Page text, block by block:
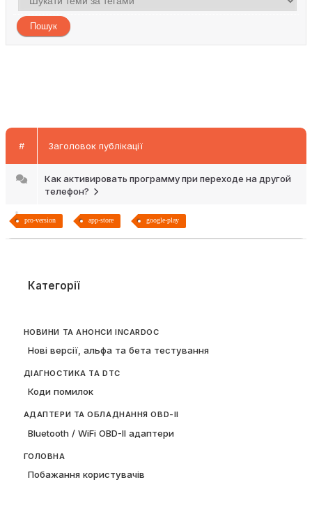
# Заголовок публікації
Как активировать программу при переходе на другой
телефон?
pro-version app-store google-play
Категорії
НОВИНИ ТА АНОНСИ INCARDOC
Нові версії, альфа та бета тестування
ДІАГНОСТИКА ТА DTC
Коди помилок
АДАПТЕРИ ТА ОБЛАДНАННЯ OBD-II
Bluetooth / WiFi OBD-II адаптери
ГОЛОВНА
Побажання користувачів